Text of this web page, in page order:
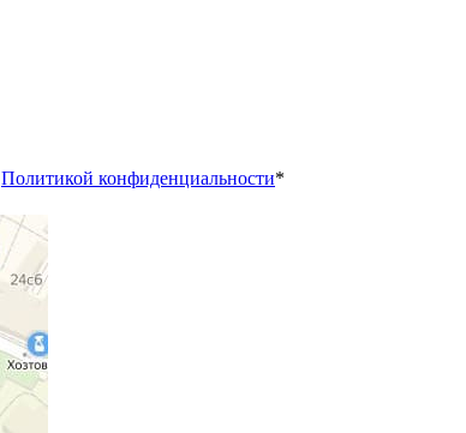
Политикой конфиденциальности*